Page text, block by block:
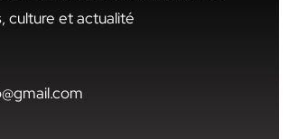
culture et actualité